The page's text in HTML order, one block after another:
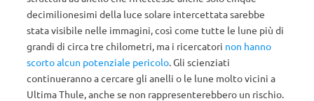
decimilionesimi della luce solare intercettata sarebbe
stata visibile nelle immagini, così come tutte le lune più di
grandi di circa tre chilometri, ma i ricercatori non hanno
scorto alcun potenziale pericolo. Gli scienziati
continueranno a cercare gli anelli o le lune molto vicini a
Ultima Thule, anche se non rappresenterebbero un rischio.